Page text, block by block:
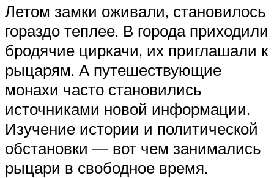
Летом замки оживали, становилось
гораздо теплее. В города приходили
бродячие циркачи, их приглашали к
рыцарям. А путешествующие
монахи часто становились
источниками новой информации.
Изучение истории и политической
обстановки — вот чем занимались
рыцари в свободное время.